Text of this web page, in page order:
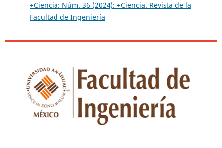
+Ciencia: Núm. 36 (2024): +Ciencia. Revista de la
Facultad de Ingeniería